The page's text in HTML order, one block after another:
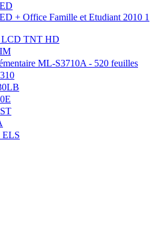
+ Office Famille et Etudiant 2010 1
LCD TNT HD
ML-S3710A - 520 feuilles
ELS